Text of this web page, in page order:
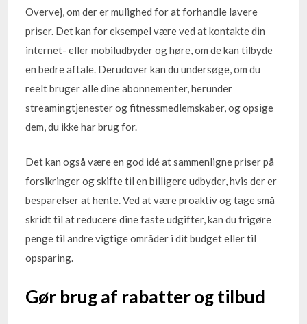
Overvej, om der er mulighed for at forhandle lavere
priser. Det kan for eksempel være ved at kontakte din
internet- eller mobiludbyder og høre, om de kan tilbyde
en bedre aftale. Derudover kan du undersøge, om du
reelt bruger alle dine abonnementer, herunder
streamingtjenester og fitnessmedlemskaber, og opsige
dem, du ikke har brug for.
Det kan også være en god idé at sammenligne priser på
forsikringer og skifte til en billigere udbyder, hvis der er
besparelser at hente. Ved at være proaktiv og tage små
skridt til at reducere dine faste udgifter, kan du frigøre
penge til andre vigtige områder i dit budget eller til
opsparing.
Gør brug af rabatter og tilbud